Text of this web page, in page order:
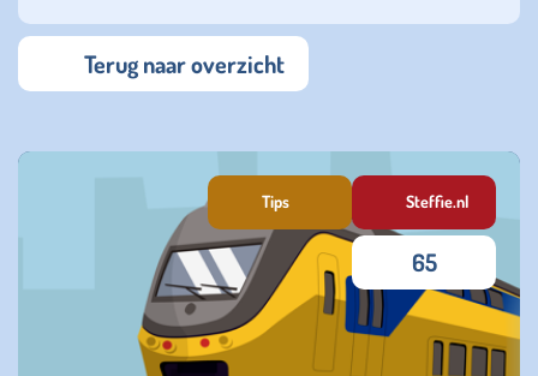
Terug naar overzicht
Tips Steffie.nl
65